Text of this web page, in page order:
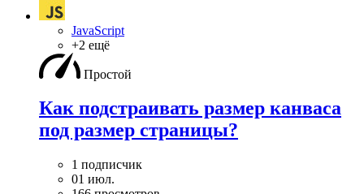
JavaScript
+2 ещё
Простой
Как подстраивать размер канваса
под размер страницы?
1 подписчик
01 июл.